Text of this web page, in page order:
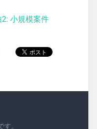
小規模案件
。